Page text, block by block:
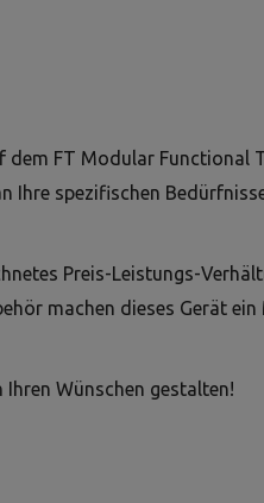
dem FT Modular Functional
Ihre spezifischen
Preis-Leistungs-
machen dieses Gerät ein
Wünschen gestalten!